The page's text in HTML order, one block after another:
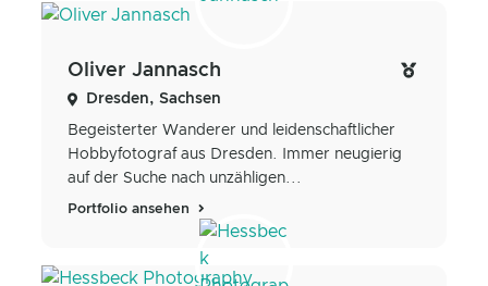
Oliver Jannasch
Dresden, Sachsen
Begeisterter Wanderer und leidenschaftlicher
Hobbyfotograf aus Dresden. Immer neugierig
auf der Suche nach unzähligen...
Portfolio ansehen